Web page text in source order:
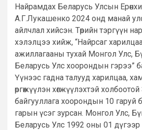
Найрамдах Беларусь Улсын
А.Г.Лукашенко 2024 онд манай
айлчлал хийсэн. Төрийн тэргүүн
хэлэлцээ хийж, “Найрсаг
ажиллагааны тухай Монгол Улс,
Беларусь Улс хоорондын гэрээ”
Үүнээс гадна талууд харилцаа,
өргөжүүлэн хөгжүүлэхтэй
байгууллага хоорондын 10 гаруй
гарын үсэг зурсан. Монгол Улс,
Беларусь Улс 1992 оны 01 дүгээр